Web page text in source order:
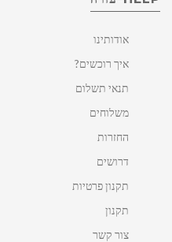
אודותינו
איך רוכשים?
תנאי תשלום
משלוחים
החזרות
דרושים
תקנון פרטיות
תקנון
צור קשר